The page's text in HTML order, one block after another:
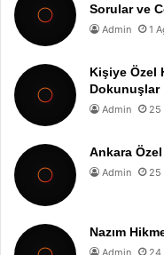
Sorular ve
Admin 1
Kişiye Özel
Dokunuşlar
Admin 25
Ankara
Admin 25
Nazım
Admin 24